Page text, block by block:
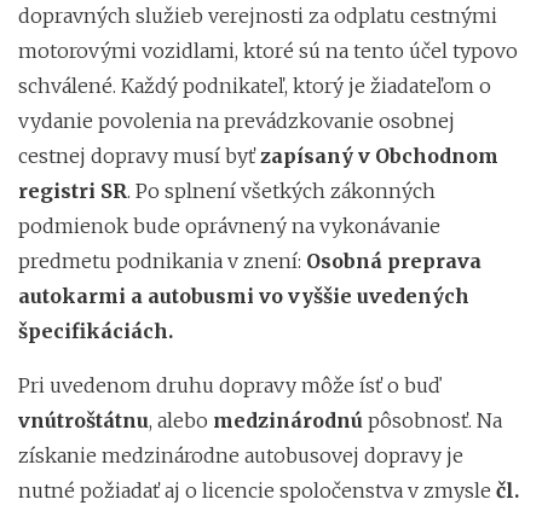
dopravných služieb verejnosti za odplatu cestnými
motorovými vozidlami, ktoré sú na tento účel typovo
schválené. Každý podnikateľ, ktorý je žiadateľom o
vydanie povolenia na prevádzkovanie osobnej
cestnej dopravy musí byťzapísaný v Obchodnom
registri SR. Po splnení všetkých zákonných
podmienok bude oprávnený na vykonávanie
predmetu podnikania v znení: Osobná preprava
autokarmi a autobusmi vo vyššie uvedených
špecifikáciách.
Pri uvedenom druhu dopravy môže ísť o buď
vnútroštátnu, alebo medzinárodnú pôsobnosť. Na
získanie medzinárodne autobusovej dopravy je
nutné požiadať aj o licencie spoločenstva v zmysle čl.